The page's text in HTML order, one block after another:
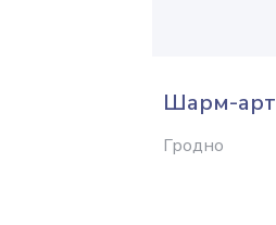
Шарм-арт
Гродно